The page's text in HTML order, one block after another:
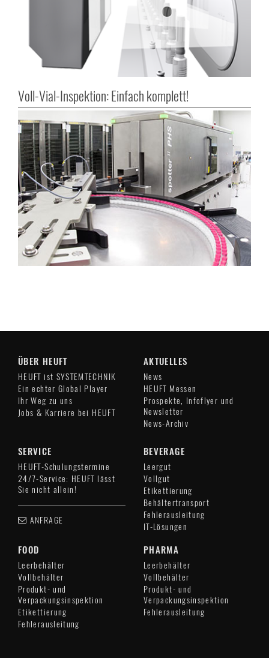
Voll-Vial-Inspektion: Einfach komplett!
ÜBER HEUFT
HEUFT ist SYSTEMTECHNIK
Ein echter Global Player
Ihr Weg zu uns
Jobs & Karriere bei HEUFT
AKTUELLES
News
HEUFT Messen
Prospekte, Infoflyer und
Newsletter
News-Archiv
SERVICE
HEUFT-Schulungstermine
24/7-Service: HEUFT lässt
Sie nicht allein!
ANFRAGE
BEVERAGE
Leergut
Vollgut
Etikettierung
Behältertransport
Fehlerausleitung
IT-Lösungen
FOOD
Leerbehälter
Vollbehälter
Produkt- und
Verpackungsinspektion
Etikettierung
Fehlerausleitung
PHARMA
Leerbehälter
Vollbehälter
Produkt- und
Verpackungsinspektion
Fehlerausleitung